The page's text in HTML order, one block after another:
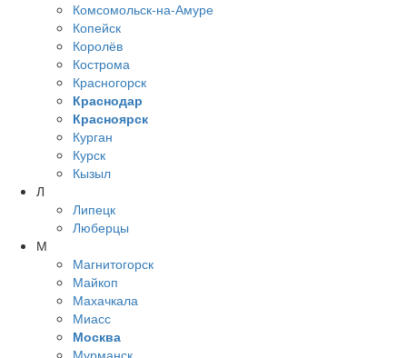
Комсомольск-на-Амуре
Копейск
Королёв
Кострома
Красногорск
Краснодар
Красноярск
Курган
Курск
Кызыл
Л
Липецк
Люберцы
М
Магнитогорск
Майкоп
Махачкала
Миасс
Москва